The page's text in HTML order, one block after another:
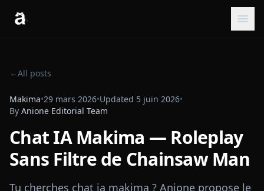
←All posts
Makima•29 mars 2026•Updated 5 juin 2026•
By Anione Editorial Team
Chat IA Makima — Roleplay
Sans Filtre de Chainsaw Man
Tu cherches chat ia makima ? Anione propose le